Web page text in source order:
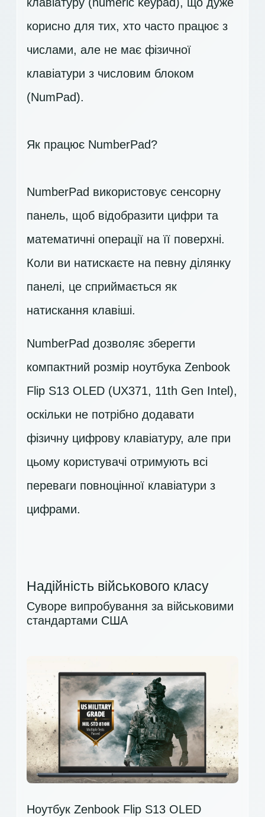
клавіатуру (numeric keypad), що дуже
корисно для тих, хто часто працює з
числами, але не має фізичної
клавіатури з числовим блоком
(NumPad).
Як працює NumberPad?
NumberPad використовує сенсорну
панель, щоб відобразити цифри та
математичні операції на її поверхні.
Коли ви натискаєте на певну ділянку
панелі, це сприймається як
натискання клавіші.
NumberPad дозволяє зберегти
компактний розмір ноутбука Zenbook
Flip S13 OLED (UX371, 11th Gen Intel),
оскільки не потрібно додавати
фізичну цифрову клавіатуру, але при
цьому користувачі отримують всі
переваги повноцінної клавіатури з
цифрами.
Надійність військового класу
Суворе випробування за військовими
стандартами США
Ноутбук Zenbook Flip S13 OLED